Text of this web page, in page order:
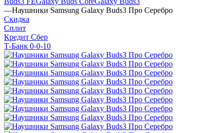
—Наушники Samsung Galaxy Buds3 Про Серебро
Скидка
Сплит
Кредит Сбер
Т-Банк 0-0-10